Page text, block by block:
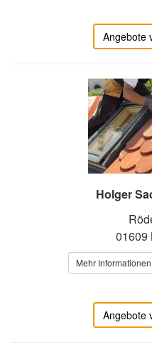
Angebote
Holger
01609
Mehr
Angebote